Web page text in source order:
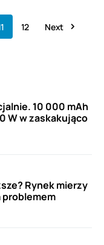
12 Next
10 000 mAh
W w zaskakująco
Rynek mierzy
problemem